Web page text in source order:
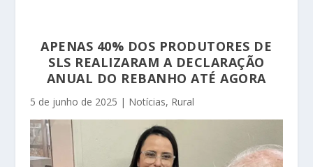
APENAS 40% DOS PRODUTORES DE
SLS REALIZARAM A DECLARAÇÃO
ANUAL DO REBANHO ATÉ AGORA
5 de junho de 2025 | Notícias, Rural